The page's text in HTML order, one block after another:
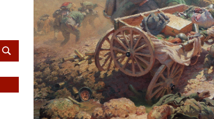
ПОИСК